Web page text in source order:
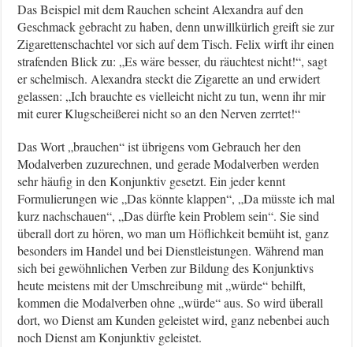
Das Beispiel mit dem Rauchen scheint Alexandra auf den
Geschmack gebracht zu haben, denn unwillkürlich greift sie zur
Zigarettenschachtel vor sich auf dem Tisch. Felix wirft ihr einen
strafenden Blick zu: „Es wäre besser, du räuchtest nicht!“, sagt
er schelmisch. Alexandra steckt die Zigarette an und erwidert
gelassen: „Ich brauchte es vielleicht nicht zu tun, wenn ihr mir
mit eurer Klugscheißerei nicht so an den Nerven zerrtet!“
Das Wort „brauchen“ ist übrigens vom Gebrauch her den
Modalverben zuzurechnen, und gerade Modalverben werden
sehr häufig in den Konjunktiv gesetzt. Ein jeder kennt
Formulierungen wie „Das könnte klappen“, „Da müsste ich mal
kurz nachschauen“, „Das dürfte kein Problem sein“. Sie sind
überall dort zu hören, wo man um Höflichkeit bemüht ist, ganz
besonders im Handel und bei Dienstleistungen. Während man
sich bei gewöhnlichen Verben zur Bildung des Konjunktivs
heute meistens mit der Umschreibung mit „würde“ behilft,
kommen die Modalverben ohne „würde“ aus. So wird überall
dort, wo Dienst am Kunden geleistet wird, ganz nebenbei auch
noch Dienst am Konjunktiv geleistet.